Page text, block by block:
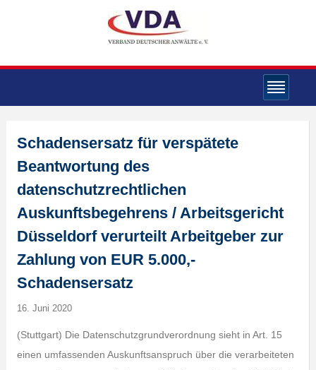
Schadensersatz für verspätete
Beantwortung des
datenschutzrechtlichen
Auskunftsbegehrens / Arbeitsgericht
Düsseldorf verurteilt Arbeitgeber zur
Zahlung von EUR 5.000,-
Schadensersatz
16. Juni 2020
(Stuttgart) Die Datenschutzgrundverordnung sieht in Art. 15
einen umfassenden Auskunftsanspruch über die verarbeiteten